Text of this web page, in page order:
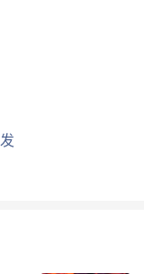
眼的业绩与规
经理的能力提
理需直面的不仅